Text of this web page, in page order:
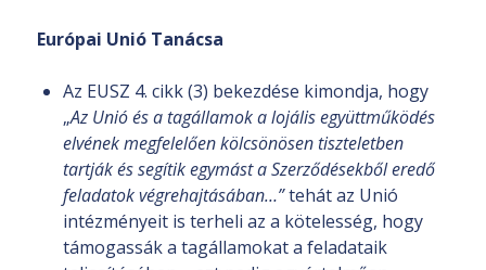
Európai Unió Tanácsa
Az EUSZ 4. cikk (3) bekezdése kimondja, hogy
„Az Unió és a tagállamok a lojális együttműködés
elvének megfelelően kölcsönösen tiszteletben
tartják és segítik egymást a Szerződésekből eredő
feladatok végrehajtásában…”tehát az Unió
intézményeit is terheli az a kötelesség, hogy
támogassák a tagállamokat a feladataik